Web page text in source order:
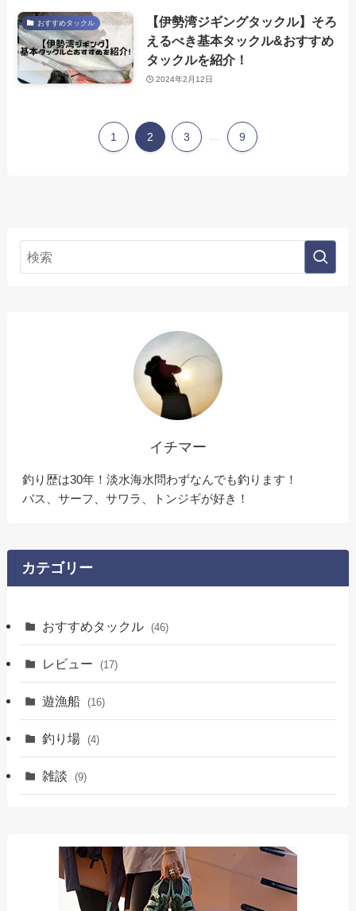
おすすめタックル
【伊勢湾ジギングタックル】そろ
えるべき基本タックル&おすすめ
タックルを紹介！
2024年2月12日
1 2 3 9
イチマー
釣り歴は30年！淡水海水問わずなんでも釣ります！
バス、サーフ、サワラ、トンジギが好き！
カテゴリー
おすすめタックル (46)
レビュー (17)
遊漁船 (16)
釣り場 (4)
雑談 (9)